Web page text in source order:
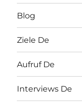
Blog
Ziele De
Aufruf De
Interviews De